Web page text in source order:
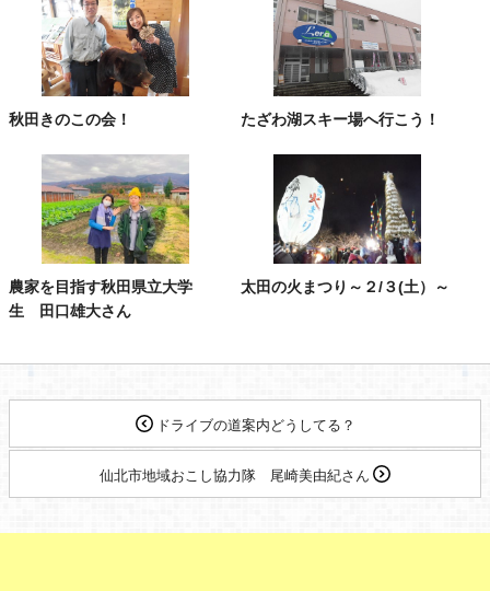
秋田きのこの会！ たざわ湖スキー場へ行こう！
農家を目指す秋田県立大学
生 田口雄大さん
太田の火まつり～２/３(土）～
ドライブの道案内どうしてる？
仙北市地域おこし協力隊 尾崎美由紀さん